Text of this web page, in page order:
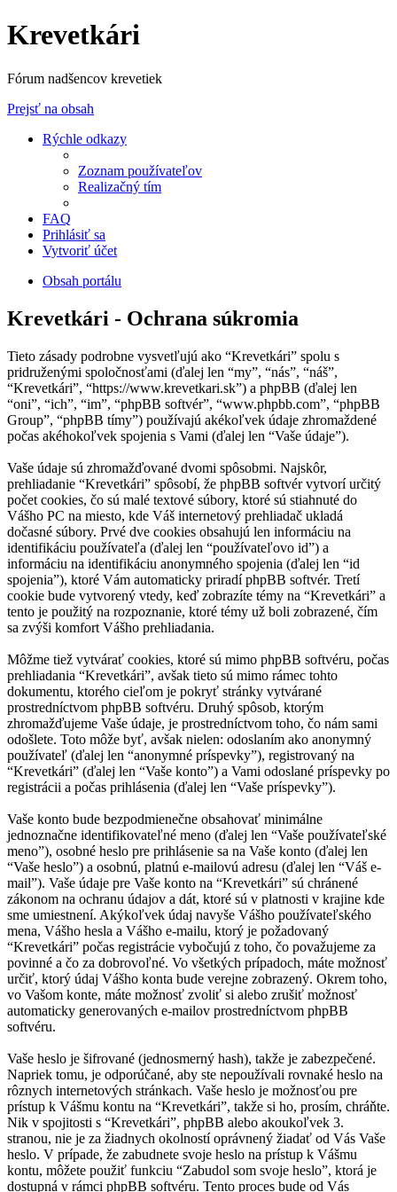
Krevetkári
Fórum nadšencov krevetiek
Prejsť na obsah
Rýchle odkazy
Zoznam používateľov
Realizačný tím
FAQ
Prihlásiť sa
Vytvoriť účet
Obsah portálu
Krevetkári - Ochrana súkromia
Tieto zásady podrobne vysvetľujú ako “Krevetkári” spolu s
pridruženými spoločnosťami (ďalej len “my”, “nás”, “náš”,
“Krevetkári”, “https://www.krevetkari.sk”) a phpBB (ďalej len
“oni”, “ich”, “im”, “phpBB softvér”, “www.phpbb.com”, “phpBB
Group”, “phpBB tímy”) používajú akékoľvek údaje zhromaždené
počas akéhokoľvek spojenia s Vami (ďalej len “Vaše údaje”).
Vaše údaje sú zhromažďované dvomi spôsobmi. Najskôr,
prehliadanie “Krevetkári” spôsobí, že phpBB softvér vytvorí určitý
počet cookies, čo sú malé textové súbory, ktoré sú stiahnuté do
Vášho PC na miesto, kde Váš internetový prehliadač ukladá
dočasné súbory. Prvé dve cookies obsahujú len informáciu na
identifikáciu používateľa (ďalej len “používateľovo id”) a
informáciu na identifikáciu anonymného spojenia (ďalej len “id
spojenia”), ktoré Vám automaticky priradí phpBB softvér. Tretí
cookie bude vytvorený vtedy, keď zobrazíte témy na “Krevetkári” a
tento je použitý na rozpoznanie, ktoré témy už boli zobrazené, čím
sa zvýši komfort Vášho prehliadania.
Môžme tiež vytvárať cookies, ktoré sú mimo phpBB softvéru, počas
prehliadania “Krevetkári”, avšak tieto sú mimo rámec tohto
dokumentu, ktorého cieľom je pokryť stránky vytvárané
prostredníctvom phpBB softvéru. Druhý spôsob, ktorým
zhromažďujeme Vaše údaje, je prostredníctvom toho, čo nám sami
odošlete. Toto môže byť, avšak nielen: odoslaním ako anonymný
používateľ (ďalej len “anonymné príspevky”), registrovaný na
“Krevetkári” (ďalej len “Vaše konto”) a Vami odoslané príspevky po
registrácii a počas prihlásenia (ďalej len “Vaše príspevky”).
Vaše konto bude bezpodmienečne obsahovať minimálne
jednoznačne identifikovateľné meno (ďalej len “Vaše používateľské
meno”), osobné heslo pre prihlásenie sa na Vaše konto (ďalej len
“Vaše heslo”) a osobnú, platnú e-mailovú adresu (ďalej len “Váš e-
mail”). Vaše údaje pre Vaše konto na “Krevetkári” sú chránené
zákonom na ochranu údajov a dát, ktoré sú v platnosti v krajine kde
sme umiestnení. Akýkoľvek údaj navyše Vášho používateľského
mena, Vášho hesla a Vášho e-mailu, ktorý je požadovaný
“Krevetkári” počas registrácie vybočujú z toho, čo považujeme za
povinné a čo za dobrovoľné. Vo všetkých prípadoch, máte možnosť
určiť, ktorý údaj Vášho konta bude verejne zobrazený. Okrem toho,
vo Vašom konte, máte možnosť zvoliť si alebo zrušiť možnosť
automaticky generovaných e-mailov prostredníctvom phpBB
softvéru.
Vaše heslo je šifrované (jednosmerný hash), takže je zabezpečené.
Napriek tomu, je odporúčané, aby ste nepoužívali rovnaké heslo na
rôznych internetových stránkach. Vaše heslo je možnosťou pre
prístup k Vášmu kontu na “Krevetkári”, takže si ho, prosím, chráňte.
Nik v spojitosti s “Krevetkári”, phpBB alebo akoukoľvek 3.
stranou, nie je za žiadnych okolností oprávnený žiadať od Vás Vaše
heslo. V prípade, že zabudnete svoje heslo na prístup k Vášmu
kontu, môžete použiť funkciu “Zabudol som svoje heslo”, ktorá je
dostupná v rámci phpBB softvéru. Tento proces bude od Vás